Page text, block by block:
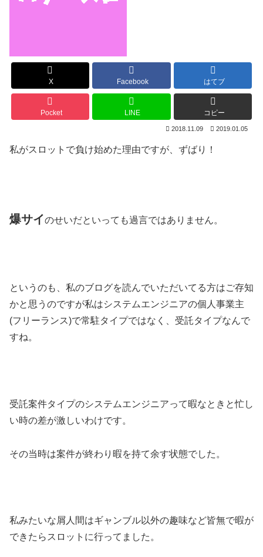
X Facebook はてブ
Pocket LINE コピー
2018.11.09 2019.01.05
私がスロットで負け始めた理由ですが、ずばり！
爆サイのせいだといっても過言ではありません。
というのも、私のブログを読んでいただいてる方はご存知
かと思うのですが私はシステムエンジニアの個人事業主
(フリーランス)で常駐タイプではなく、受託タイプなんで
すね。
受託案件タイプのシステムエンジニアって暇なときと忙し
い時の差が激しいわけです。
その当時は案件が終わり暇を持て余す状態でした。
私みたいな屑人間はギャンブル以外の趣味など皆無で暇が
できたらスロットに行ってました。